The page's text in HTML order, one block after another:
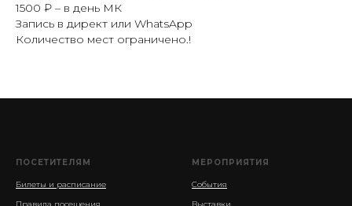
1500 ₽ – в день МК
Запись в директ или WhatsApp
Количество мест ограничено.!
ПОСЕТИТЕЛЯМ
Билеты и расписание
МЕРОПРИЯТИЯ
События